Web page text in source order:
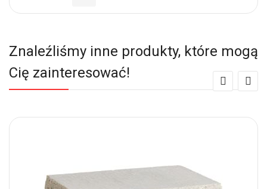
Znaleźliśmy inne produkty, które mogą
Cię zainteresować!